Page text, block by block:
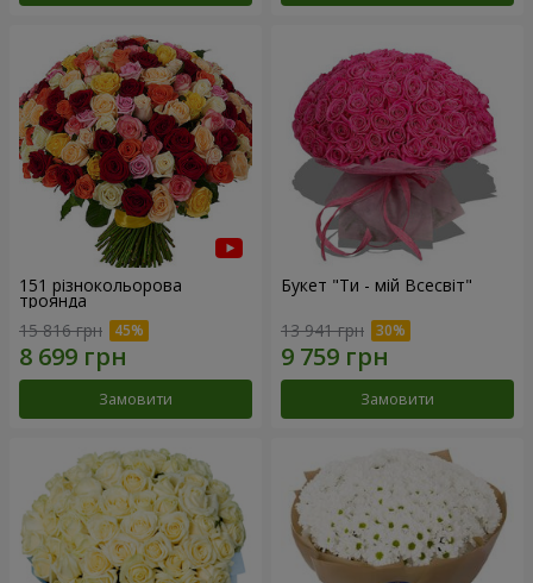
151 різнокольорова
троянда
15 816 грн
Замовити
Букет "Ти - мій Всесвіт"
13 941 грн
Замовити